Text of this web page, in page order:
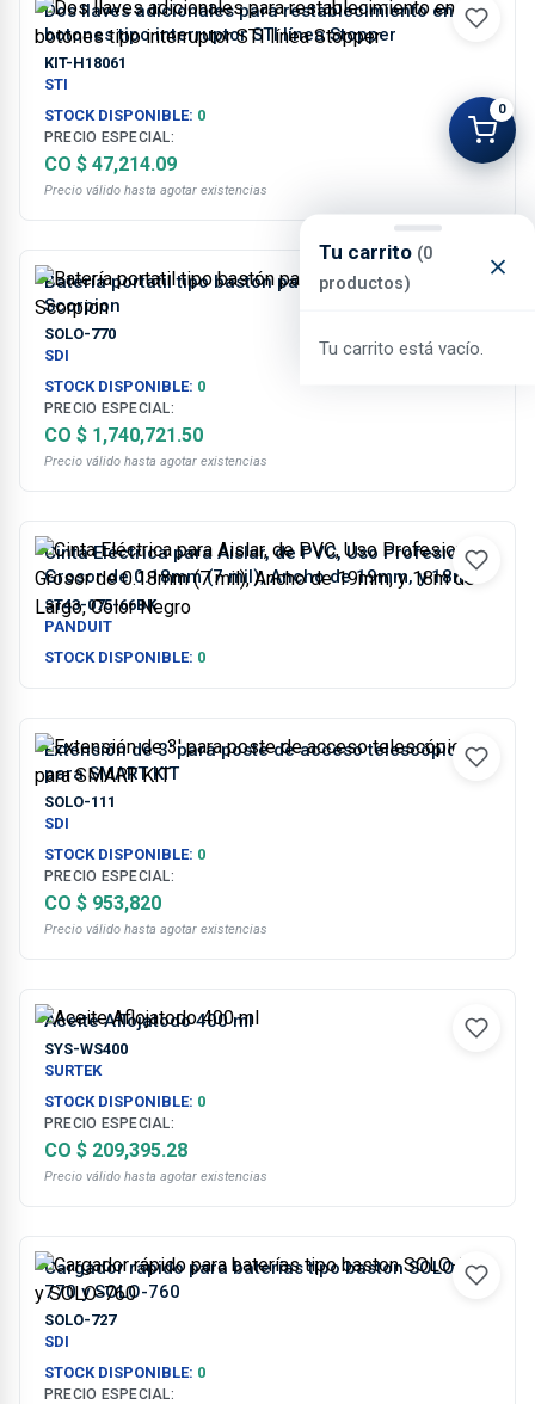
Tu carrito (0
productos)
Tu carrito está vacío.
0
Dos llaves adicionales para restablecimiento en
botones tipo interruptor STI línea Stopper
KIT-H18061
STI
STOCK DISPONIBLE: 0
PRECIO ESPECIAL:
CO $ 47,214.09
Precio válido hasta agotar existencias
Batería portatil tipo bastón para SOLO-460, Testifire,
Scorpion
SOLO-770
SDI
STOCK DISPONIBLE: 0
PRECIO ESPECIAL:
CO $ 1,740,721.50
Precio válido hasta agotar existencias
Cinta Eléctrica para Aislar, de PVC, Uso Profesional,
Grosor de 0.18mm (7 mil), Ancho de 19mm, y 18m
de Largo, Color Negro
ST43-075-66BK
PANDUIT
STOCK DISPONIBLE: 0
Extensión de 3' para poste de acceso telescópico
para SMART KIT
SOLO-111
SDI
STOCK DISPONIBLE: 0
PRECIO ESPECIAL:
CO $ 953,820
Precio válido hasta agotar existencias
Aceite Aflojatodo 400 ml
SYS-WS400
SURTEK
STOCK DISPONIBLE: 0
PRECIO ESPECIAL:
CO $ 209,395.28
Precio válido hasta agotar existencias
Cargador rápido para baterías tipo baston SOLO-
770 y SOLO-760
SOLO-727
SDI
STOCK DISPONIBLE: 0
PRECIO ESPECIAL: